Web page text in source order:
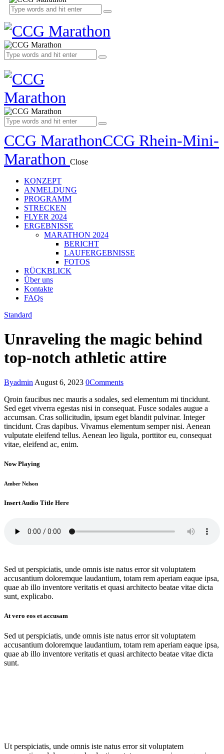
CCG MarathonCCG Rhein-Mini-
Marathon Close
KONZEPT
ANMELDUNG
PROGRAMM
STRECKEN
FLYER 2024
ERGEBNISSE
MARATHON 2024
BERICHT
LAUFERGEBNISSE
FOTOS
RÜCKBLICK
Über uns
Kontakte
FAQs
Standard
Unraveling the magic behind
top-notch athletic attire
Byadmin August 6, 2023 0Comments
Qroin faucibus nec mauris a sodales, sed elementum mi tincidunt.
Sed eget viverra egestas nisi in consequat. Fusce sodales augue a
accumsan. Cras sollicitudin, ipsum eget blandit pulvinar. Integer
tincidunt. Cras dapibus. Vivamus elementum semper nisi. Aenean
vulputate eleifend tellus. Aenean leo ligula, porttitor eu, consequat
vitae, eleifend ac, enim.
Now Playing
Amber Nelson
Insert Audio Title Here
Sed ut perspiciatis, unde omnis iste natus error sit voluptatem
accusantium doloremque laudantium, totam rem aperiam eaque ipsa,
quae ab illo inventore veritatis et quasi architecto beatae vitae dicta
sunt, explicabo.
At vero eos et accusam
Sed ut perspiciatis, unde omnis iste natus error sit voluptatem
accusantium doloremque laudantium, totam rem aperiam eaque ipsa,
quae ab illo inventore veritatis et quasi architecto beatae vitae dicta
sunt.
Ut perspiciatis, unde omnis iste natus error sit voluptatem